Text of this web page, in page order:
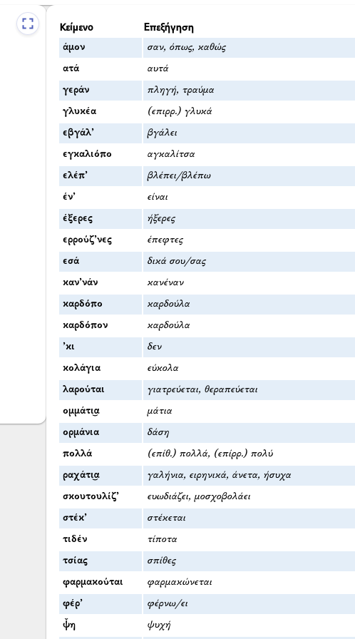
Κείμενο Επεξήγηση
άμον σαν, όπως, καθώς
ατά αυτά
γεράν πληγή, τραύμα
γλυκέα (επιρρ.) γλυκά
εβγάλ’ βγάλει
εγκαλιόπο αγκαλίτσα
ελέπ’ βλέπει/βλέπω
έν’ είναι
έξερες ήξερες
ερρούζ’νες έπεφτες
εσά δικά σου/σας
καν’νάν κανέναν
καρδόπο καρδούλα
καρδόπον καρδούλα
’κι δεν
κολάγια εύκολα
λαρούται γιατρεύεται, θεραπεύεται
ομμάτι͜α μάτια
ορμάνια δάση
πολλά (επίθ.) πολλά, (επίρρ.) πολύ
ραχάτι͜α γαλήνια, ειρηνικά, άνετα, ήσυχα
σκουτουλίζ’ ευωδιάζει, μοσχοβολάει
στέκ’ στέκεται
τιδέν τίποτα
τσίας σπίθες
φαρμακούται φαρμακώνεται
φέρ’ φέρνω/ει
ψ̌η ψυχή